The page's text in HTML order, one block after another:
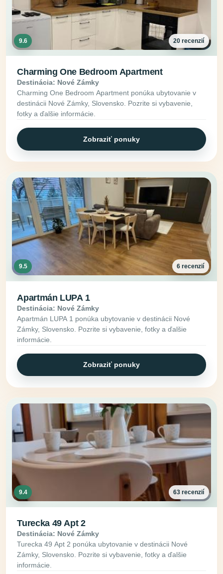
9.6 20 recenzií
Charming One Bedroom Apartment
Destinácia: Nové Zámky
Charming One Bedroom Apartment ponúka ubytovanie v
destinácii Nové Zámky, Slovensko. Pozrite si vybavenie,
fotky a ďalšie informácie.
Zobraziť ponuky
9.5 6 recenzií
Apartmán LUPA 1
Destinácia: Nové Zámky
Apartmán LUPA 1 ponúka ubytovanie v destinácii Nové
Zámky, Slovensko. Pozrite si vybavenie, fotky a ďalšie
informácie.
Zobraziť ponuky
9.4 63 recenzií
Turecka 49 Apt 2
Destinácia: Nové Zámky
Turecka 49 Apt 2 ponúka ubytovanie v destinácii Nové
Zámky, Slovensko. Pozrite si vybavenie, fotky a ďalšie
informácie.